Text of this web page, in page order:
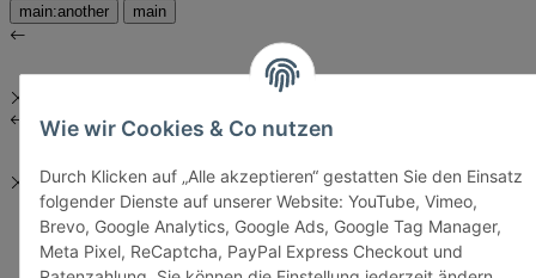
Wie wir Cookies & Co nutzen
Durch Klicken auf „Alle akzeptieren“ gestatten Sie den Einsatz
folgender Dienste auf unserer Website: YouTube, Vimeo,
Brevo, Google Analytics, Google Ads, Google Tag Manager,
Meta Pixel, ReCaptcha, PayPal Express Checkout und
main:another main